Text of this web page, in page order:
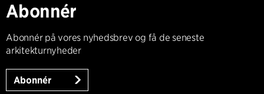
Abonnér
Abonnér på vores nyhedsbrev og få de seneste
arkitekturnyheder
Abonnér